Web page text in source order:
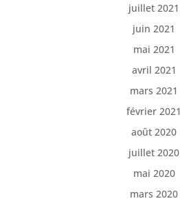
juillet 2021
juin 2021
mai 2021
avril 2021
mars 2021
février 2021
août 2020
juillet 2020
mai 2020
mars 2020